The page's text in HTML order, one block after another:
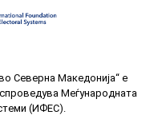
Северна Македонија“ е
Меѓународната
(ИФЕС).